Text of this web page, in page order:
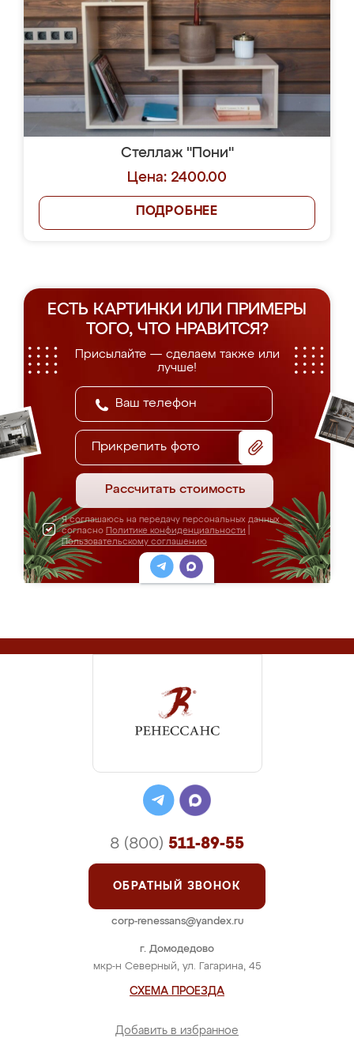
Стеллаж "Пони"
Цена: 2400.00
ПОДРОБНЕЕ
ЕСТЬ КАРТИНКИ ИЛИ ПРИМЕРЫ
ТОГО, ЧТО НРАВИТСЯ?
Присылайте — сделаем также или
лучше!
Прикрепить фото
Рассчитать стоимость
Я соглашаюсь на передачу персональных данных
согласно Политике конфиденциальности
Пользовательскому соглашению
г. Домодедово
мкр-н Северный, ул. Гагарина, 45
СХЕМА ПРОЕЗДА
Добавить в избранное
8 (800) 511-89-55
ОБРАТНЫЙ ЗВОНОК
corp-renessans@yandex.ru